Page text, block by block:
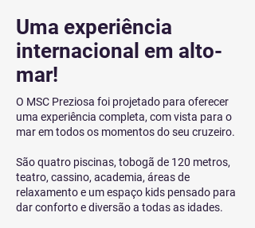
Uma experiência
internacional em alto-
mar!
O MSC Preziosa foi projetado para oferecer
uma experiência completa, com vista para o
mar em todos os momentos do seu cruzeiro.
São quatro piscinas, tobogã de 120 metros,
teatro, cassino, academia, áreas de
relaxamento e um espaço kids pensado para
dar conforto e diversão a todas as idades.